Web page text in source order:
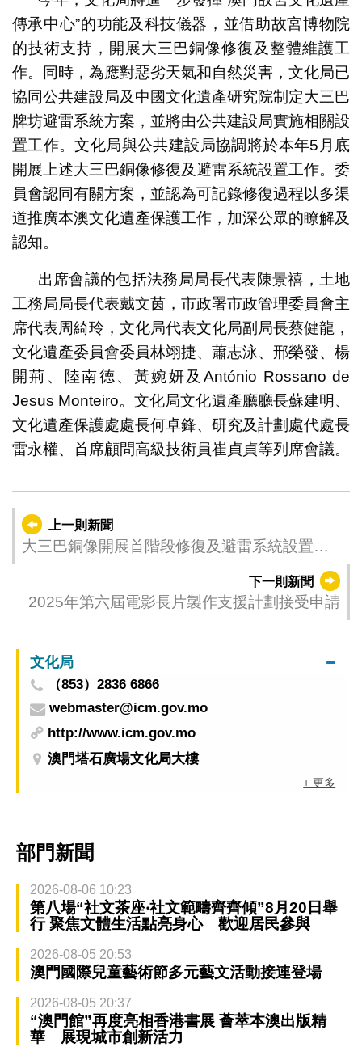
傳承中心”的功能及科技儀器，並借助故宮博物院
的技術支持，開展大三巴銅像修復及整體維護工
作。同時，為應對惡劣天氣和自然災害，文化局已
協同公共建設局及中國文化遺產研究院制定大三巴
牌坊避雷系統方案，並將由公共建設局實施相關設
置工作。文化局與公共建設局協調將於本年5月底
開展上述大三巴銅像修復及避雷系統設置工作。委
員會認同有關方案，並認為可記錄修復過程以多渠
道推廣本澳文化遺產保護工作，加深公眾的瞭解及
認知。
出席會議的包括法務局局長代表陳景禧，土地
工務局局長代表戴文茵，市政署市政管理委員會主
席代表周綺玲，文化局代表文化局副局長蔡健龍，
文化遺產委員會委員林翊捷、蕭志泳、邢榮發、楊
開荊、陸南德、黃婉妍及António Rossano de
Jesus Monteiro。文化局文化遺產廳廳長蘇建明、
文化遺產保護處處長何卓鋒、研究及計劃處代處長
雷永權、首席顧問高級技術員崔貞貞等列席會議。
上一則新聞
大三巴銅像開展首階段修復及避雷系統設置工
下一則新聞
2025年第六屆電影長片製作支援計劃接受申請
文化局
（853）2836 6866
webmaster@icm.gov.mo
http://www.icm.gov.mo
澳門塔石廣場文化局大樓
+ 更多
部門新聞
2026-08-06 10:23
第八場“社文茶座‧社文範疇齊齊傾”8月20日舉
行 聚焦文體生活點亮身心 歡迎居民參與
2026-08-05 20:53
澳門國際兒童藝術節多元藝文活動接連登場
2026-08-05 20:37
“澳門館”再度亮相香港書展 薈萃本澳出版精
華 展現城市創新活力